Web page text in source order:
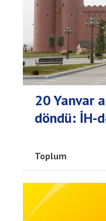
20 Yanvar
döndü: İH-
Toplum